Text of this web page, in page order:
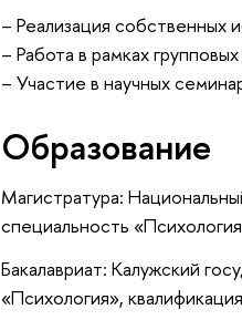
– Реализация собственных
– Работа в рамках
– Участие в научных
Oбразование
Магистратура:
специальность
Бакалавриат: Калужский
«Психология»,